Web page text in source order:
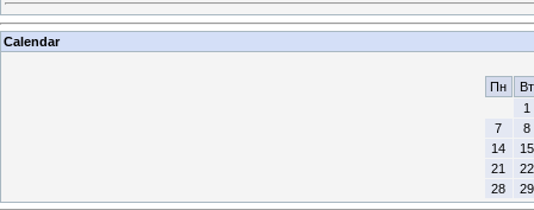
Calendar
Пн
Вт
1
7
8
14
15
21
22
28
29